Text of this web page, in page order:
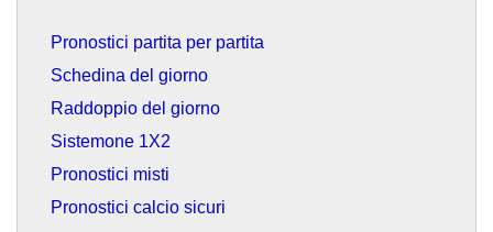
Pronostici partita per partita
Schedina del giorno
Raddoppio del giorno
Sistemone 1X2
Pronostici misti
Pronostici calcio sicuri